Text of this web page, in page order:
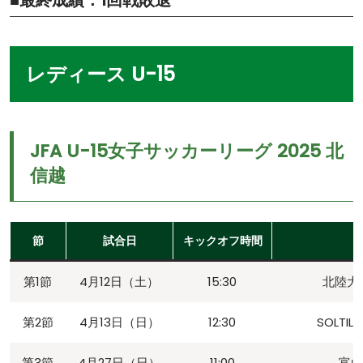
レディース U-15
JFA U-15女子サッカーリーグ 2025 北
信越
節 試合日 キックオフ時間
第1節 4月12日（土） 15:30 北陸大
第2節 4月13日（日） 12:30